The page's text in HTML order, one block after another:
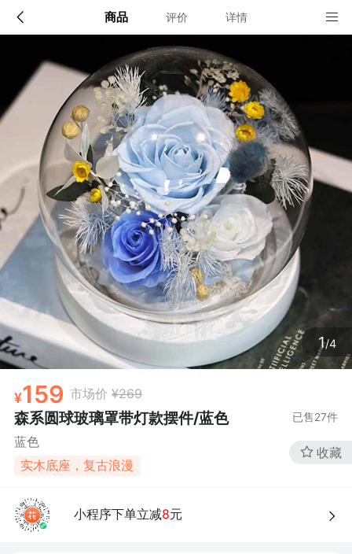
商品 评价 详情
1/4
159 市场价 ¥269
森系圆球玻璃罩带灯款摆件/蓝色 已售27件
蓝色
实木底座，复古浪漫
收藏
小程序下单立减8元
配送说明
确定
店铺信息
该地区暂无配送门店
确定